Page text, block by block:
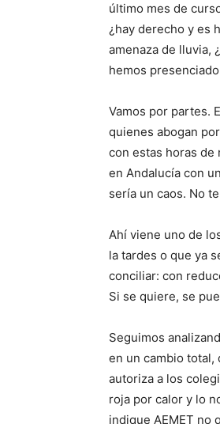
último mes de
¿hay derecho y es
amenaza de lluvia,
hemos
Vamos por partes.
quienes abogan
con estas horas de
en Andalucía con
sería un caos. No
Ahí viene uno de
la tardes o que ya
conciliar: con
Si se quiere, se
Seguimos
en un cambio total,
autoriza a los
roja por calor y lo
indique AEMET no